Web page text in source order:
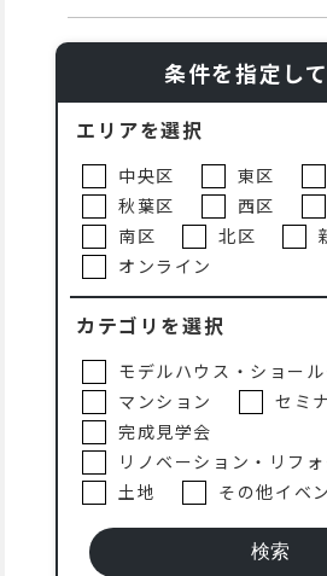
条件を指定し
エリアを選択
中央区 東区
秋葉区
西区
南区
北区
オンライン
カテゴリを選択
モデルハウス・ショール
マンション
セミ
完成見学会
リノベーション・リフォ
土地
その他イベ